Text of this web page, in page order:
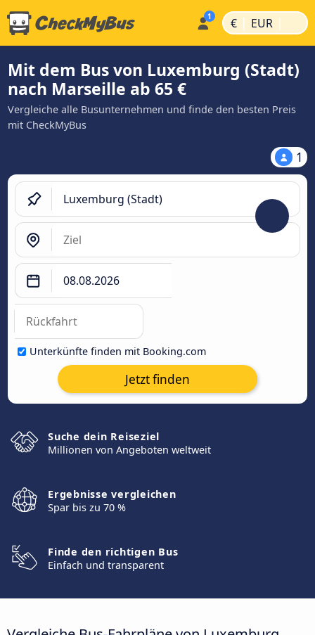
€ | EUR |
Mit dem Bus von Luxemburg (Stadt)
nach Marseille ab 65 €
Vergleiche alle Busunternehmen und finde den besten Preis
mit CheckMyBus
1
Unterkünfte finden mit Booking.com
Jetzt finden
Suche dein Reiseziel
Millionen von Angeboten weltweit
Ergebnisse vergleichen
Spar bis zu 70 %
Finde den richtigen Bus
Einfach und transparent